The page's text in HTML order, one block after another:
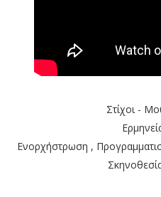
Στίχοι -
Ενορχήστρωση ,